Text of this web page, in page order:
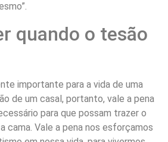
quando o tesão
importante para a vida de uma
de um casal, portanto, vale a pena
para que possam trazer o
cama. Vale a pena nos esforçamos